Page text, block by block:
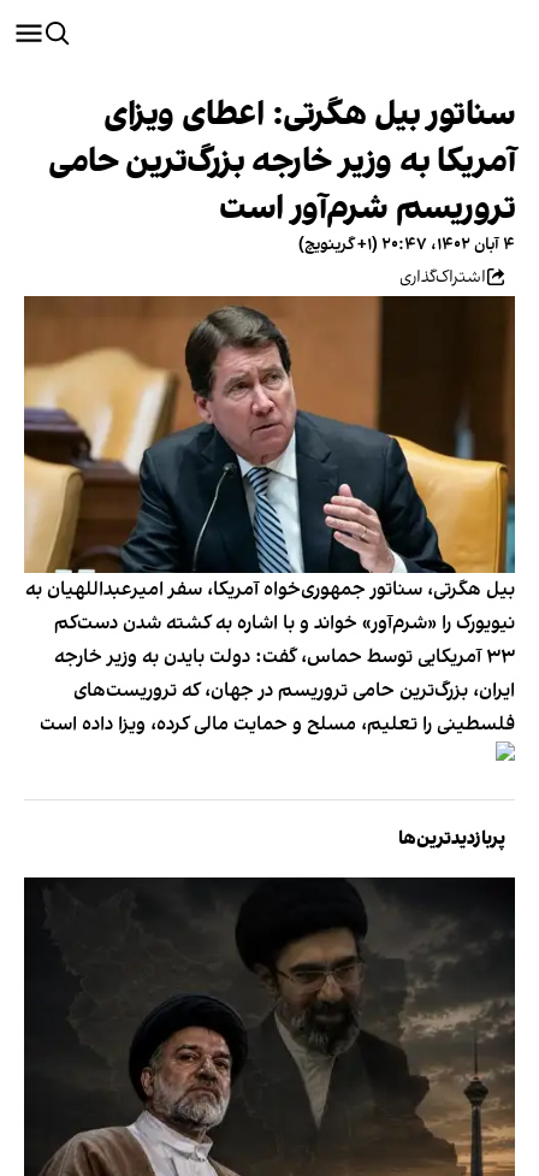
سناتور بیل هگرتی: اعطای ویزای
آمریکا به وزیر خارجه بزرگ‌ترین حامی
تروریسم شرم‌آور است
۴ آبان ۱۴۰۲، ۲۰:۴۷ (‎+۱ گرینویچ)
اشتراک‌گذاری
بیل هگرتی، سناتور جمهوری‌خواه آمریکا، سفر امیرعبداللهیان به
نیویورک را «شرم‌آور» خواند و با اشاره به کشته شدن دست‌کم
۳۳ آمریکایی توسط حماس، گفت: دولت بایدن به وزیر خارجه
ایران، بزرگ‌ترین حامی تروریسم در جهان، که تروریست‌های
فلسطینی را تعلیم، مسلح و حمایت مالی کرده، ویزا داده است
پربازدیدترین‌ها